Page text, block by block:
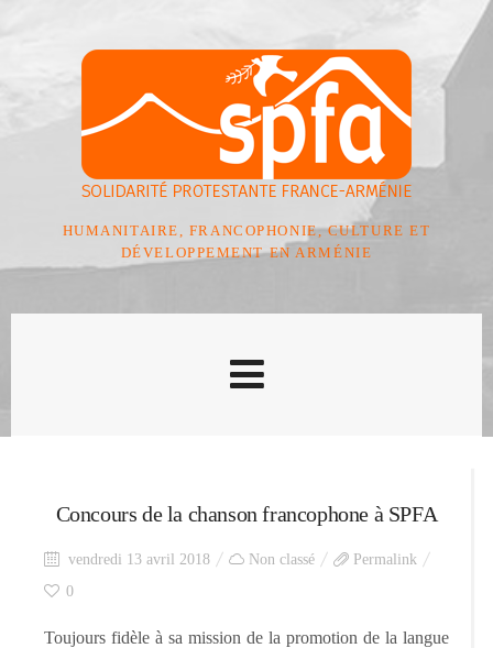
HUMANITAIRE, FRANCOPHONIE, CULTURE ET
DÉVELOPPEMENT EN ARMÉNIE
Concours de la chanson francophone à SPFA
vendredi 13 avril 2018 Non classé
Permalink
0
Toujours fidèle à sa mission de la promotion de la langue